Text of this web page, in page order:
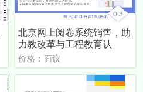
北京网上阅卷系统销售，助
力教改革与工程教育认
价格：面议